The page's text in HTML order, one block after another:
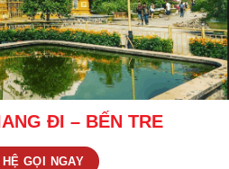
ĐI – BẾN TRE
GỌI NGAY